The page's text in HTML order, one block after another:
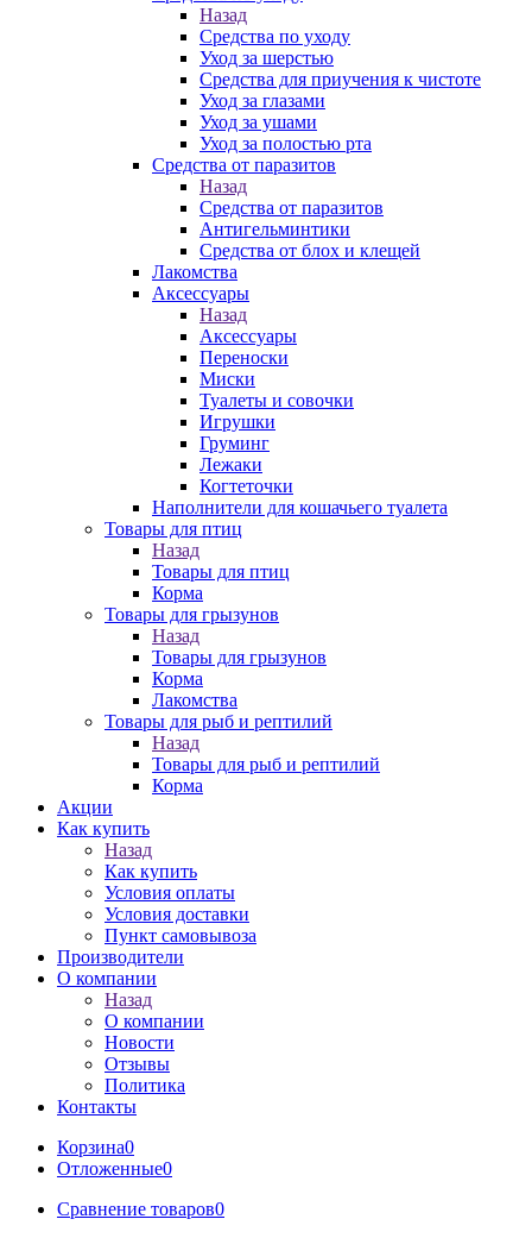
Назад
Средства по уходу
Уход за шерстью
Средства для приучения к чистоте
Уход за глазами
Уход за ушами
Уход за полостью рта
Средства от паразитов
Назад
Средства от паразитов
Антигельминтики
Средства от блох и клещей
Лакомства
Аксессуары
Назад
Аксессуары
Переноски
Миски
Туалеты и совочки
Игрушки
Груминг
Лежаки
Когтеточки
Наполнители для кошачьего туалета
Товары для птиц
Назад
Товары для птиц
Корма
Товары для грызунов
Назад
Товары для грызунов
Корма
Лакомства
Товары для рыб и рептилий
Назад
Товары для рыб и рептилий
Корма
Акции
Как купить
Назад
Как купить
Условия оплаты
Условия доставки
Пункт самовывоза
Производители
О компании
Назад
О компании
Новости
Отзывы
Политика
Контакты
Корзина0
Отложенные0
Сравнение товаров0